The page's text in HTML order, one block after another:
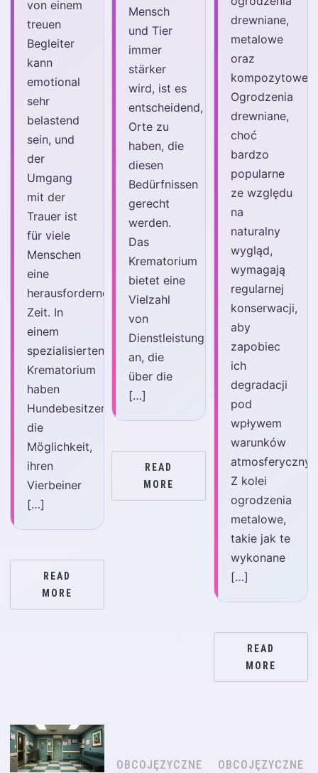
von einem
treuen
Begleiter
kann
emotional
sehr
belastend
sein, und
der
Umgang
mit der
Trauer ist
für viele
Menschen
eine
herausfordernde
Zeit. In
einem
spezialisierten
Krematorium
haben
Hundebesitzer
die
Möglichkeit,
ihren
Vierbeiner
[…]
READ
MORE
Mensch
und Tier
immer
stärker
wird, ist es
entscheidend,
Orte zu
haben, die
diesen
Bedürfnissen
gerecht
werden.
Das
Krematorium
bietet eine
Vielzahl
von
Dienstleistungen
an, die
über die
[…]
READ
MORE
drewniane,
metalowe
oraz
kompozytowe.
Ogrodzenia
drewniane,
choć
bardzo
popularne
ze względu
na
naturalny
wygląd,
wymagają
regularnej
konserwacji,
aby
zapobiec
ich
degradacji
pod
wpływem
warunków
Z kolei
ogrodzenia
metalowe,
takie jak te
wykonane
[…]
READ
MORE
OBCOJĘZYCZNE OBCOJĘZYCZNE